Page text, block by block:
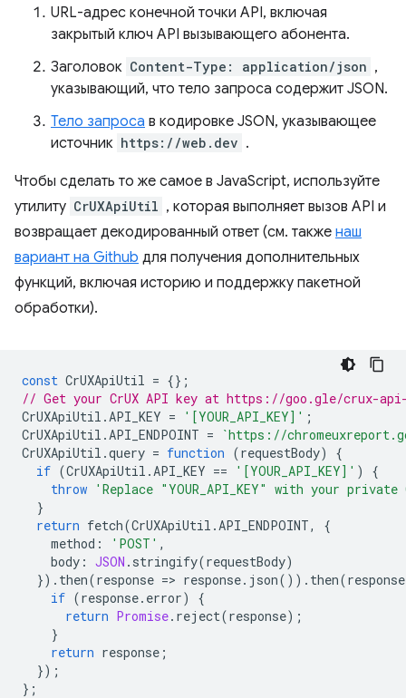
URL-адрес конечной точки API, включая
закрытый ключ API вызывающего абонента.
Заголовок Content-Type: application/json ,
указывающий, что тело запроса содержит JSON.
Тело запроса в кодировке JSON, указывающее
источник https://web.dev .
Чтобы сделать то же самое в JavaScript, используйте
утилиту CrUXApiUtil , которая выполняет вызов API и
возвращает декодированный ответ (см. также наш
вариант на Github для получения дополнительных
функций, включая историю и поддержку пакетной
обработки).
const CrUXApiUtil = {};
// Get your CrUX API key at https://goo.gle/crux-
CrUXApiUtil .API_KEY = '[YOUR_API_KEY]' ;
CrUXApiUtil .API_ENDPOINT =
`https://
CrUXApiUtil .query = function (requestBody)
{
if (CrUXApiUtil .API_KEY == '[YOUR_API_KEY]' )
{
throw 'Replace "YOUR_API_KEY" with your
}
return fetch(CrUXApiUtil .API_ENDPOINT,
{
method : 'POST' ,
body : JSON . stringify(requestBody)
}). then(response => response. json()). then(response
if (response. error)
{
return Promise. reject(response);
}
return response ;
});
};